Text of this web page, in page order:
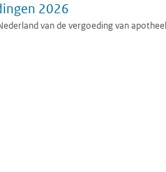
2026
van de vergoeding van